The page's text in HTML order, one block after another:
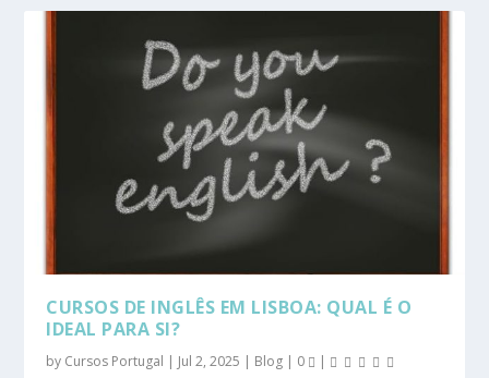
CURSOS DE INGLÊS EM LISBOA: QUAL É O
IDEAL PARA SI?
by Cursos Portugal | Jul 2, 2025 | Blog | 0 |